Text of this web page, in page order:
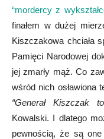
“mordercy z
finałem w dużej
Kiszczakowa chciała
Pamięci Narodowej
jej zmarły mąż. Co
wśród nich osławiona
“Generał Kiszczak
Kowalski. I dlatego
pewnością, że są